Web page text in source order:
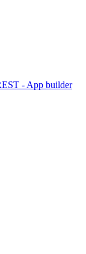
- App builder